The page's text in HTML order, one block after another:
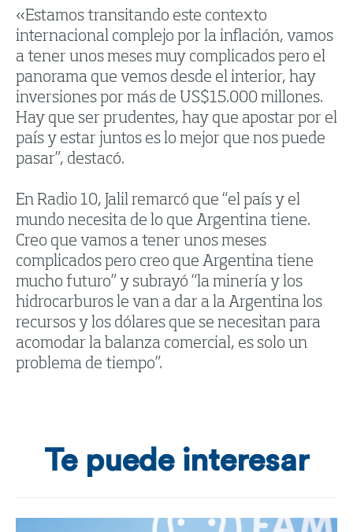
«Estamos transitando este contexto
internacional complejo por la inflación, vamos
a tener unos meses muy complicados pero el
panorama que vemos desde el interior, hay
inversiones por más de US$15.000 millones.
Hay que ser prudentes, hay que apostar por el
país y estar juntos es lo mejor que nos puede
pasar”, destacó.
En Radio 10, Jalil remarcó que “el país y el
mundo necesita de lo que Argentina tiene.
Creo que vamos a tener unos meses
complicados pero creo que Argentina tiene
mucho futuro” y subrayó “la minería y los
hidrocarburos le van a dar a la Argentina los
recursos y los dólares que se necesitan para
acomodar la balanza comercial, es solo un
problema de tiempo”.
Te puede interesar